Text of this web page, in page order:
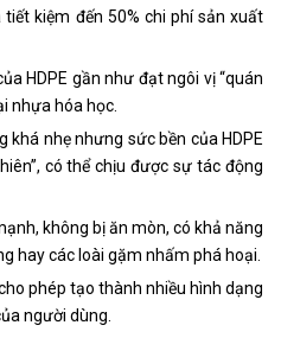
kiệm đến 50% chi phí sản xuất
HDPE gần như đạt ngôi vị “quán
nhựa hóa học.
khá nhẹ nhưng sức bền của HDPE
có thể chịu được sự tác động
không bị ăn mòn, có khả năng
hay các loài gặm nhấm phá hoại.
phép tạo thành nhiều hình dạng
người dùng.